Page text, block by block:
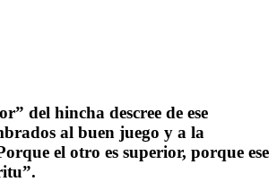
del hincha descree de ese
al buen juego y a la
el otro es superior, porque ese